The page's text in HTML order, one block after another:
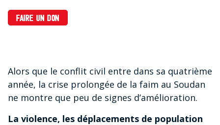
FAIRE UN DON
Alors que le conflit civil entre dans sa quatrième
année, la crise prolongée de la faim au Soudan
ne montre que peu de signes d’amélioration.
La violence, les déplacements de population